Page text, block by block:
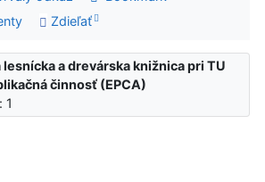
Zdieľať
lesnícka a drevárska knižnica pri TU
činnosť (EPCA)
1